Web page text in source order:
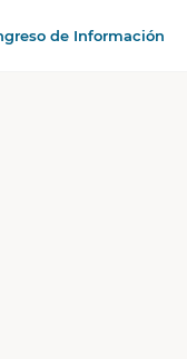
de Información